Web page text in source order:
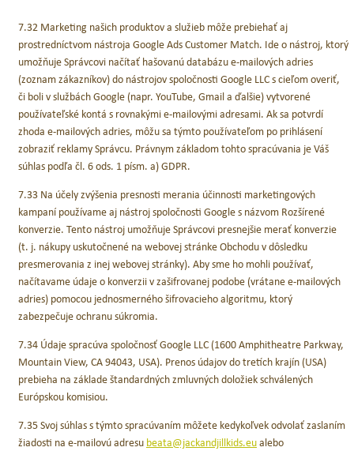
7.32 Marketing našich produktov a služieb môže prebiehať aj
prostredníctvom nástroja Google Ads Customer Match. Ide o nástroj, ktorý
umožňuje Správcovi načítať hašovanú databázu e-mailových adries
(zoznam zákazníkov) do nástrojov spoločnosti Google LLC s cieľom overiť,
či boli v službách Google (napr. YouTube, Gmail a ďalšie) vytvorené
používateľské kontá s rovnakými e-mailovými adresami. Ak sa potvrdí
zhoda e-mailových adries, môžu sa týmto používateľom po prihlásení
zobraziť reklamy Správcu. Právnym základom tohto spracúvania je Váš
súhlas podľa čl. 6 ods. 1 písm. a) GDPR.
7.33 Na účely zvýšenia presnosti merania účinnosti marketingových
kampaní používame aj nástroj spoločnosti Google s názvom Rozšírené
konverzie. Tento nástroj umožňuje Správcovi presnejšie merať konverzie
(t. j. nákupy uskutočnené na webovej stránke Obchodu v dôsledku
presmerovania z inej webovej stránky). Aby sme ho mohli používať,
načítavame údaje o konverzii v zašifrovanej podobe (vrátane e-mailových
adries) pomocou jednosmerného šifrovacieho algoritmu, ktorý
zabezpečuje ochranu súkromia.
7.34 Údaje spracúva spoločnosť Google LLC (1600 Amphitheatre Parkway,
Mountain View, CA 94043, USA). Prenos údajov do tretích krajín (USA)
prebieha na základe štandardných zmluvných doložiek schválených
Európskou komisiou.
7.35 Svoj súhlas s týmto spracúvaním môžete kedykoľvek odvolať zaslaním
žiadosti na e-mailovú adresu beata@jackandjillkids.eualebo